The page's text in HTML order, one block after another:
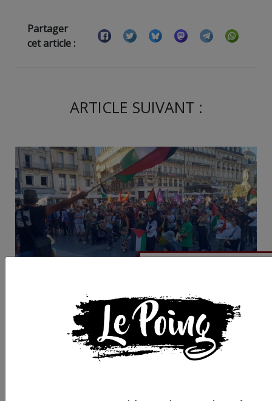
Partager
cet article :
ARTICLE SUIVANT :
tout" se saisit de la
question